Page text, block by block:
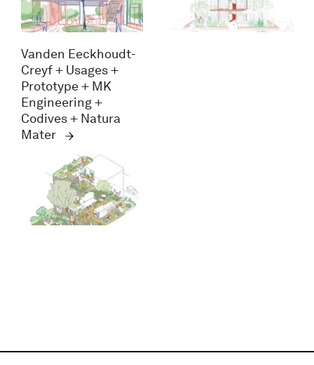
Vanden Eeckhoudt-
Creyf + Usages +
Prototype + MK
Engineering +
Codives + Natura
Mater